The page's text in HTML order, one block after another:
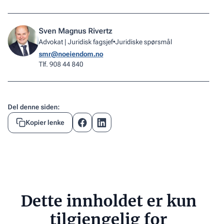
Sven Magnus Rivertz
Advokat | Juridisk fagsjef•Juridiske spørsmål
smr@noeiendom.no
Tlf. 908 44 840
Del denne siden:
Kopier lenke
Dette innholdet er kun
tilgjengelig for